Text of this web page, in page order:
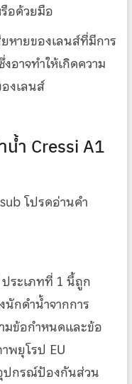
อด้วยมือ
หายของเลนส์ที่มีการ
อาจทำให้เกิดความ
งเลนส์
น้ำ Cressi A1
โปรดอ่านคำ
ระเภทที่ 1 นี้ถูก
กดำน้ำจากการ
มข้อกำหนดและข้อ
พยุโรป EU
ปกรณ์ป้องกันส่วน